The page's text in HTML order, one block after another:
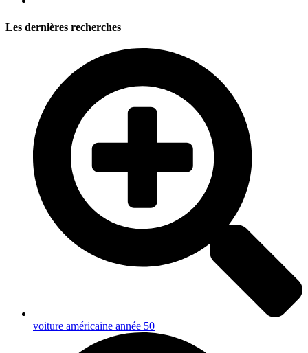
Les dernières recherches
voiture américaine année 50